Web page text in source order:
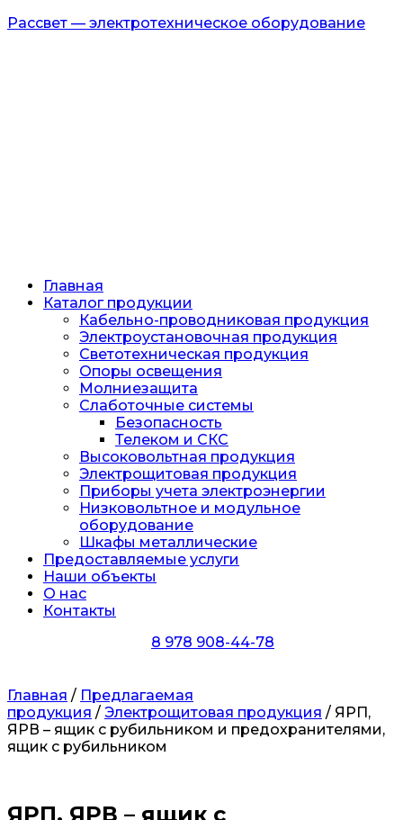
Рассвет — электротехническое оборудование
Главная
Каталог продукции
Кабельно-проводниковая продукция
Электроустановочная продукция
Светотехническая продукция
Опоры освещения
Молниезащита
Слаботочные системы
Безопасность
Телеком и СКС
Высоковольтная продукция
Электрощитовая продукция
Приборы учета электроэнергии
Низковольтное и модульное
оборудование
Шкафы металлические
Предоставляемые услуги
Наши объекты
О нас
Контакты
8 978 908-44-78
Главная / Предлагаемая
продукция / Электрощитовая продукция / ЯРП,
ЯРВ – ящик с рубильником и предохранителями,
ящик с рубильником
ЯРП, ЯРВ – ящик с